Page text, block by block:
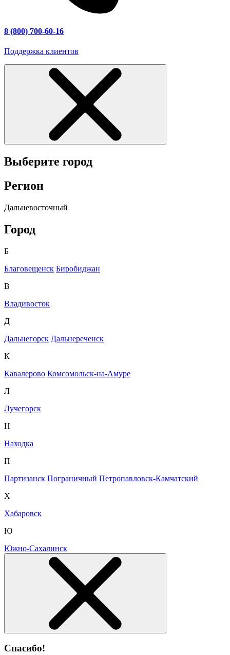
8 (800) 700-60-16
Поддержка клиентов
Выберите город
Регион
Дальневосточный
Город
Б
Благовещенск Биробиджан
В
Владивосток
Д
Дальнегорск Дальнереченск
К
Кавалерово Комсомольск-на-Амуре
Л
Лучегорск
Н
Находка
П
Партизанск Пограничный Петропавловск-Камчатский
Х
Хабаровск
Ю
Южно-Сахалинск
Спасибо!